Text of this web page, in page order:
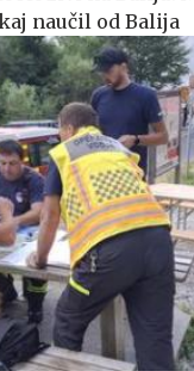
naučil od Balija